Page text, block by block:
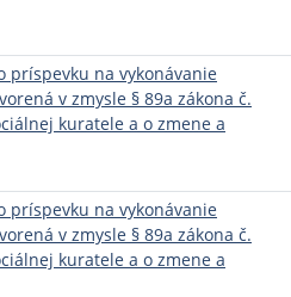
príspevku na vykonávanie
v zmysle § 89a zákona č.
kuratele a o zmene a
príspevku na vykonávanie
v zmysle § 89a zákona č.
kuratele a o zmene a